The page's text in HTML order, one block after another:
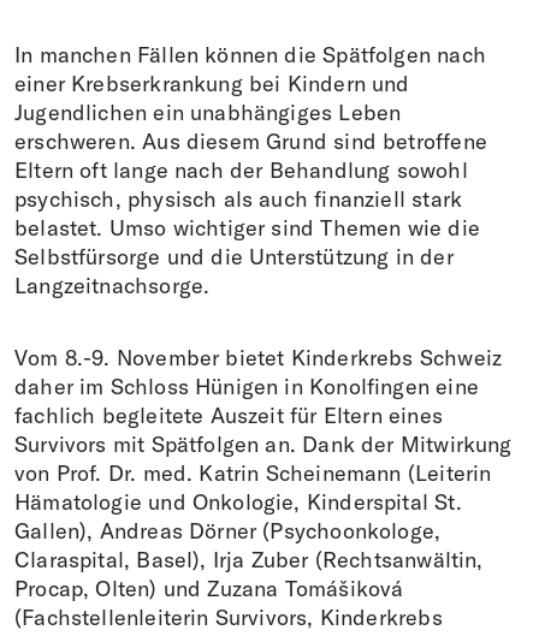
In manchen Fällen können die Spätfolgen nach
einer Krebserkrankung bei Kindern und
Jugendlichen ein unabhängiges Leben
erschweren. Aus diesem Grund sind betroffene
Eltern oft lange nach der Behandlung sowohl
psychisch, physisch als auch finanziell stark
belastet. Umso wichtiger sind Themen wie die
Selbstfürsorge und die Unterstützung in der
Langzeitnachsorge.
Vom 8.-9. November bietet Kinderkrebs Schweiz
daher im Schloss Hünigen in Konolfingen eine
fachlich begleitete Auszeit für Eltern eines
Survivors mit Spätfolgen an. Dank der Mitwirkung
von Prof. Dr. med. Katrin Scheinemann (Leiterin
Hämatologie und Onkologie, Kinderspital St.
Gallen), Andreas Dörner (Psychoonkologe,
Claraspital, Basel), Irja Zuber (Rechtsanwältin,
Procap, Olten) und Zuzana Tomášiková
(Fachstellenleiterin Survivors, Kinderkrebs